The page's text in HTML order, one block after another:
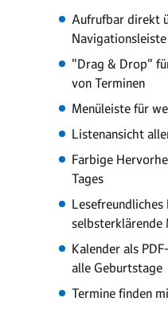
Aufrufbar direkt
"Drag & Drop"
von Terminen
Menüleiste für
Listenansicht
Farbige
Tages
Lesefreundliches
selbsterklärende
Kalender als
alle Geburtstage
Termine finden